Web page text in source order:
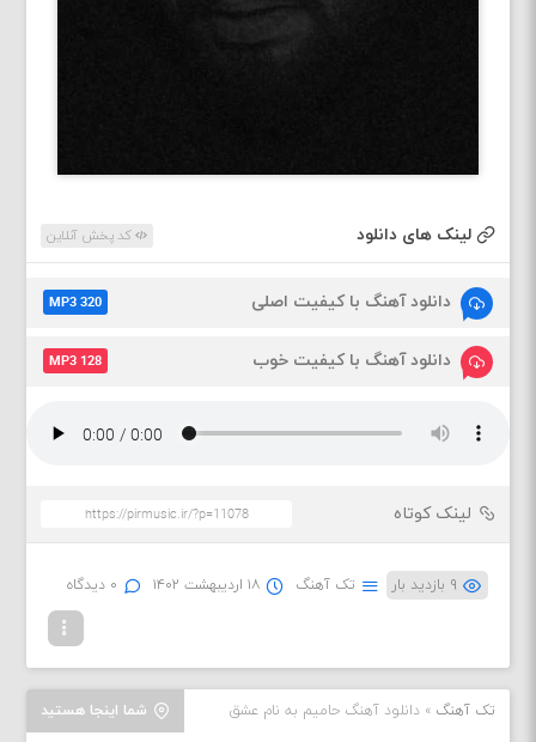
لینک های دانلود کد پخش آنلاین
دانلود آهنگ با کیفیت اصلی MP3 320
دانلود آهنگ با کیفیت خوب MP3 128
لینک کوتاه
۹ بازدید بار تک آهنگ ۱۸ اردیبهشت ۱۴۰۲ ۰ دیدگاه
شما اینجا هستید تک آهنگ »دانلود آهنگ حامیم به نام عشق